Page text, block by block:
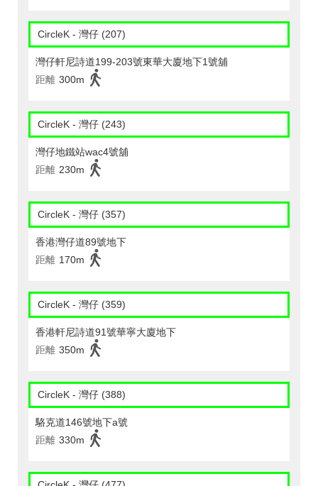
CircleK - 灣仔 (207)
灣仔軒尼詩道199-203號東華大廈地下1號舖
距離 300m
CircleK - 灣仔 (243)
灣仔地鐵站wac4號舖
距離 230m
CircleK - 灣仔 (357)
香港灣仔道89號地下
距離 170m
CircleK - 灣仔 (359)
香港軒尼詩道91號華寧大廈地下
距離 350m
CircleK - 灣仔 (388)
駱克道146號地下a號
距離 330m